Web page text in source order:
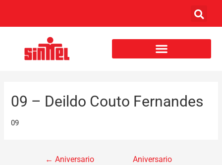
09 – Deildo Couto Fernandes
09
← Aniversario
Aniversario